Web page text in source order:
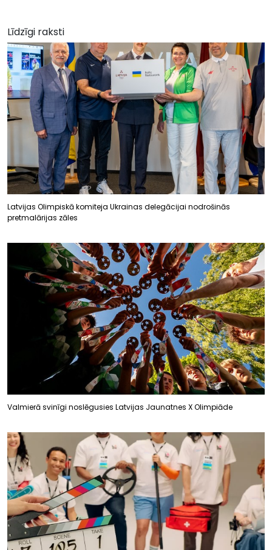
Līdzīgi raksti
Latvijas Olimpiskā komiteja Ukrainas delegācijai nodrošinās
pretmalārijas zāles
Valmierā svinīgi noslēgusies Latvijas Jaunatnes X Olimpiāde